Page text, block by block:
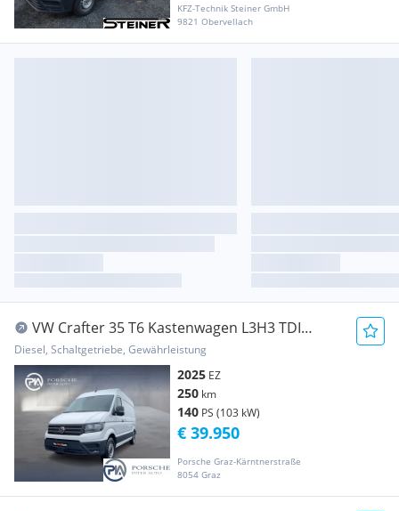
KFZ-Technik Steiner GmbH
9821 Obervellach
VW Crafter 35 T6 Kastenwagen L3H3 TDI
Transporter / Kastenwagen
Diesel, Schaltgetriebe, Gewährleistung
2025 EZ
250 km
140 PS (103 kW)
Porsche Graz-Kärntnerstraße
8054 Graz
€ 39.950